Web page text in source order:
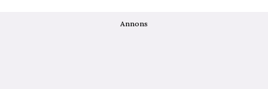
Annons